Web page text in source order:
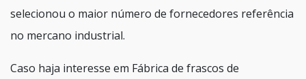
selecionou o maior número de fornecedores referência
no mercano industrial.
Caso haja interesse em Fábrica de frascos de